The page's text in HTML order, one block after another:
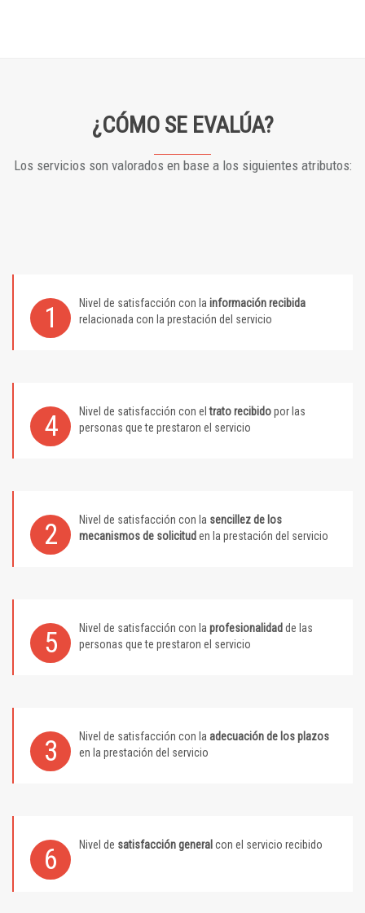
¿CÓMO SE EVALÚA?
Los servicios son valorados en base a los siguientes atributos:
1 Nivel de satisfacción con la información recibida
relacionada con la prestación del servicio
4 Nivel de satisfacción con eltrato recibidopor las
personas que te prestaron el servicio
2 Nivel de satisfacción con la sencillez de los
mecanismos de solicitud en la prestación del servicio
5 Nivel de satisfacción con la profesionalidad de las
personas que te prestaron el servicio
3 Nivel de satisfacción con la adecuación de los plazos
en la prestación del servicio
6 Nivel de satisfacción general con el servicio recibido